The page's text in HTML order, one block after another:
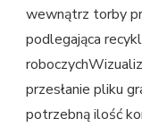
wewnątrz torby
podlegająca
przesłanie pliku
potrzebną ilość